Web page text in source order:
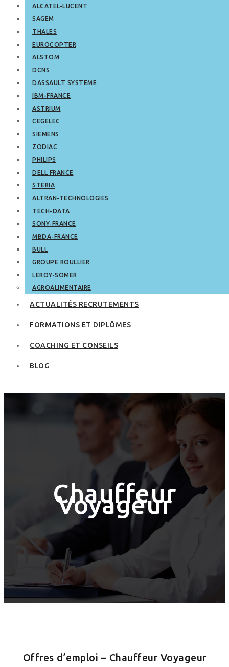
ALCATEL-LUCENT
SAGEM
THALES
EUROCOPTER
ALSTOM
DCNS
DASSAULT SYSTEME
IBM-FRANCE
ASTRIUM
CEGELEC
SIEMENS
ZODIAC
PHILIPS
DELL FRANCE
STERIA
ALTRAN-TECHNOLOGIES
TECH-DATA
SONY-FRANCE
MBDA-FRANCE
BULL
GROUPE ROULLIER
LEROY-SOMER
AGROALIMENTAIRE
ACTUALITÉS RECRUTEMENTS
FORMATIONS ET DIPLÔMES
COACHING ET CONSEILS
BLOG
Chauffeur
Voyageur
Offres d’emploi – Chauffeur Voyageur